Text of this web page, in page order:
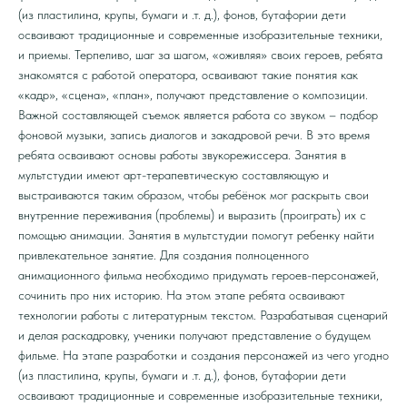
(из пластилина, крупы, бумаги и .т. д.), фонов, бутафории дети
осваивают традиционные и современные изобразительные техники,
и приемы. Терпеливо, шаг за шагом, «оживляя» своих героев, ребята
знакомятся с работой оператора, осваивают такие понятия как
«кадр», «сцена», «план», получают представление о композиции.
Важной составляющей съемок является работа со звуком – подбор
фоновой музыки, запись диалогов и закадровой речи. В это время
ребята осваивают основы работы звукорежиссера. Занятия в
мультстудии имеют арт-терапевтическую составляющую и
выстраиваются таким образом, чтобы ребёнок мог раскрыть свои
внутренние переживания (проблемы) и выразить (проиграть) их с
помощью анимации. Занятия в мультстудии помогут ребенку найти
привлекательное занятие. Для создания полноценного
анимационного фильма необходимо придумать героев-персонажей,
сочинить про них историю. На этом этапе ребята осваивают
технологии работы с литературным текстом. Разрабатывая сценарий
и делая раскадровку, ученики получают представление о будущем
фильме. На этапе разработки и создания персонажей из чего угодно
(из пластилина, крупы, бумаги и .т. д.), фонов, бутафории дети
осваивают традиционные и современные изобразительные техники,